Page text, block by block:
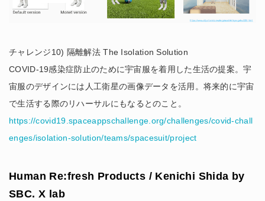
チャレンジ10) 隔離解法 The Isolation Solution
COVID-19感染症防止のために宇宙服を着用した生活の提案。宇
宙服のデザインには人工衛星の画像データを活用。将来的に宇宙
で生活する際のリハーサルにもなるとのこと。
https://covid19.spaceappschallenge.org/challenges/covid-chall
enges/isolation-solution/teams/spacesuit/project
Human Re:fresh Products / Kenichi Shida by
SBC. X lab